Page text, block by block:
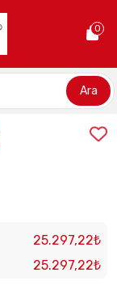
0
Ara
25.297,22₺
25.297,22₺